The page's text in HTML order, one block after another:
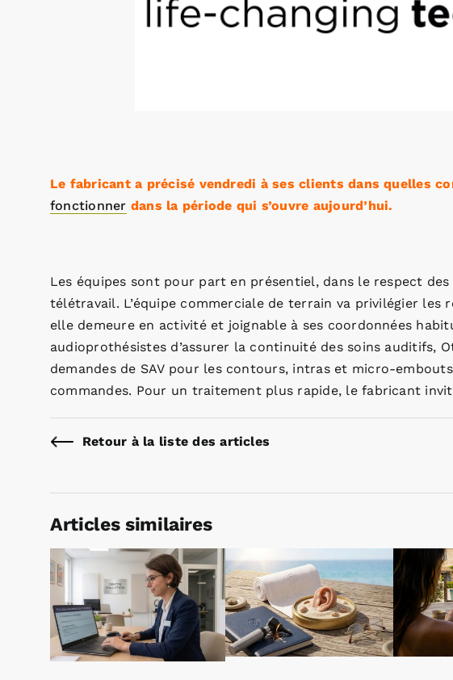
Le fabricant a précisé vendredi à ses clients dans quelles
fonctionner dans la période qui s’ouvre aujourd’hui.
Les équipes sont pour part en présentiel, dans le respect
télétravail. L’équipe commerciale de terrain va privilégier les
elle demeure en activité et joignable à ses coordonnées
audioprothésistes d’assurer la continuité des soins auditifs,
demandes de SAV pour les contours, intras et micro-
commandes. Pour un traitement plus rapide, le fabricant
Retour à la liste des articles
Articles similaires